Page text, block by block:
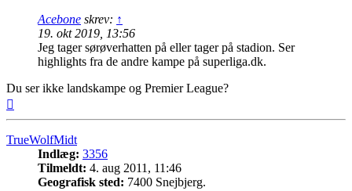
Acebone skrev: ↑
19. okt 2019, 13:56
Jeg tager sørøverhatten på eller tager på stadion. Ser
highlights fra de andre kampe på superliga.dk.
Du ser ikke landskampe og Premier League?
TrueWolfMidt
Indlæg: 3356
Tilmeldt: 4. aug 2011, 11:46
Geografisk sted: 7400 Snejbjerg.